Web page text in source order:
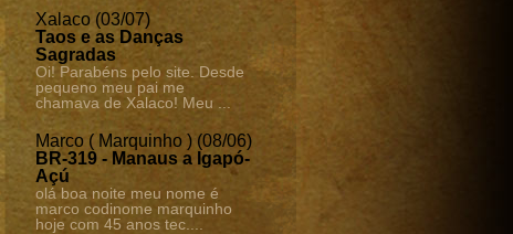
Xalaco (03/07)
Taos e as Danças
Sagradas
Oi! Parabéns pelo site. Desde
pequeno meu pai me
chamava de Xalaco! Meu ...
Marco ( Marquinho ) (08/06)
BR-319 - Manaus a Igapó-
Açú
olá boa noite meu nome é
marco codinome marquinho
hoje com 45 anos tec....